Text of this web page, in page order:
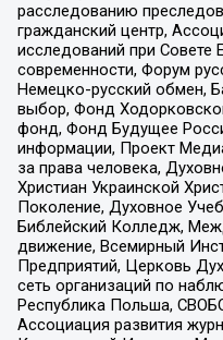
расследованию
гражданский центр,
исследований при Совете
современности, Форум
Немецко-русский обмен,
выбор, Фонд
фонд, Фонд Будущее
информации, Проект
за права человека,
Христиан Украинской
Поколение, Духовное
Библейский Колледж,
движение, Всемирный
Предприятий, Церковь
сеть организаций по
Республика Польша,
Ассоциация развития